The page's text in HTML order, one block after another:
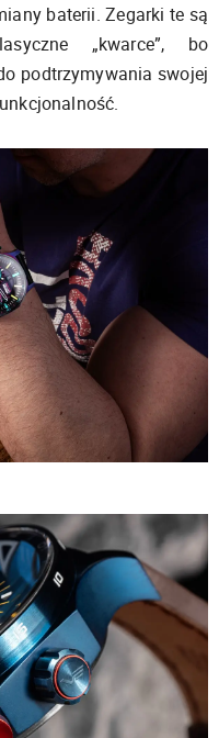
baterii. Zegarki te są
„kwarce”, bo
podtrzymywania swojej